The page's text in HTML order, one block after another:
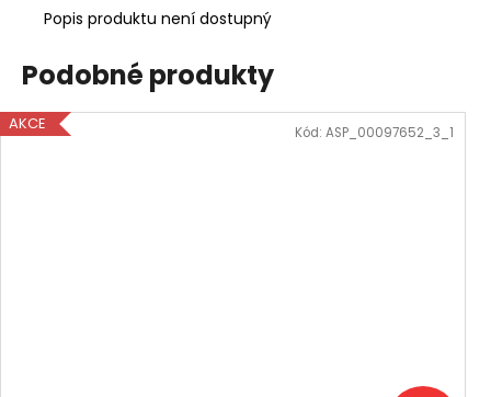
Popis produktu není dostupný
Podobné produkty
AKCE Kód: ASP_00097652_3_1